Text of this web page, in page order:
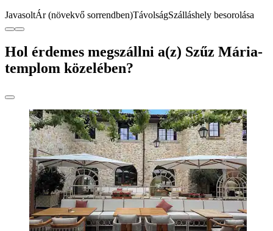
JavasoltÁr (növekvő sorrendben)TávolságSzálláshely besorolása
Hol érdemes megszállni a(z) Szűz Mária-
templom közelében?